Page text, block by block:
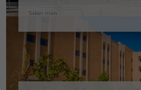
Saber mais